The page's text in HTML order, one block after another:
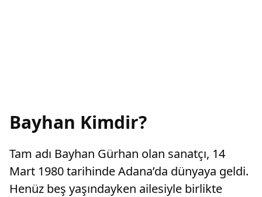
Bayhan Kimdir?
Tam adı Bayhan Gürhan olan sanatçı, 14
Mart 1980 tarihinde Adana’da dünyaya geldi.
Henüz beş yaşındayken ailesiyle birlikte